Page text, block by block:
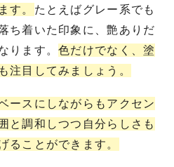
す。 たとえばグレー系でも
ち着いた印象に、艶ありだ
ります。色だけでなく、塗
注目してみましょう。
ースにしながらもアクセン
と調和しつつ自分らしさも
ることができます。